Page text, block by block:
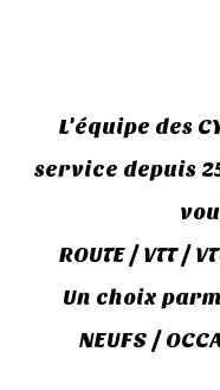
L'équipe des
service depuis
ROUTE / VTT /
Un choix
NEUFS /